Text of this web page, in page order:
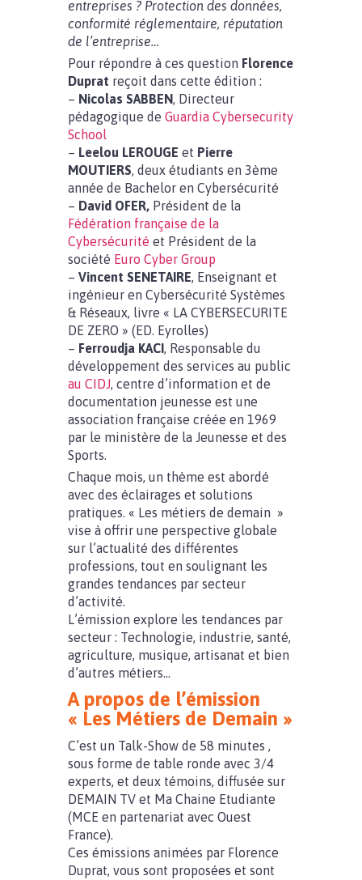
entreprises ? Protection des données,
conformité réglementaire, réputation
de l’entreprise…
Pour répondre à ces question Florence
Duprat reçoit dans cette édition :
– Nicolas SABBEN, Directeur
pédagogique de Guardia Cybersecurity
School
– Leelou LEROUGE et Pierre
MOUTIERS, deux étudiants en 3ème
année de Bachelor en Cybersécurité
– David OFER, Président de la
Fédération française de la
Cybersécurité et Président de la
société Euro Cyber Group
– Vincent SENETAIRE, Enseignant et
ingénieur en Cybersécurité Systèmes
& Réseaux, livre « LA CYBERSECURITE
DE ZERO » (ED. Eyrolles)
– Ferroudja KACI, Responsable du
développement des services au public
au CIDJ, centre d’information et de
documentation jeunesse est une
association française créée en 1969
par le ministère de la Jeunesse et des
Sports.
Chaque mois, un thème est abordé
avec des éclairages et solutions
pratiques. « Les métiers de demain »
vise à offrir une perspective globale
sur l’actualité des différentes
professions, tout en soulignant les
grandes tendances par secteur
d’activité.
L’émission explore les tendances par
secteur : Technologie, industrie, santé,
agriculture, musique, artisanat et bien
d’autres métiers…
A propos de l’émission
« Les Métiers de Demain »
C’est un Talk-Show de 58 minutes ,
sous forme de table ronde avec 3/4
experts, et deux témoins, diffusée sur
DEMAIN TV et Ma Chaine Etudiante
(MCE en partenariat avec Ouest
France).
Ces émissions animées par Florence
Duprat, vous sont proposées et sont